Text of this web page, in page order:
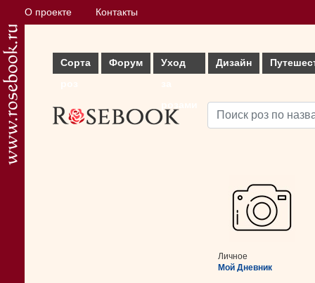
О проекте Контакты
Сорта
Форум
Уход
Дизайн
Личное
Мой Дневник